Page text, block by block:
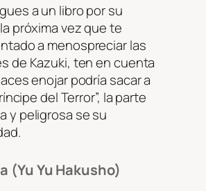
a un libro por su
próxima vez que te
a menospreciar las
de Kazuki, ten en cuenta
enojar podría sacar a
del Terror”, la parte
y peligrosa se su
(Yu Yu Hakusho)